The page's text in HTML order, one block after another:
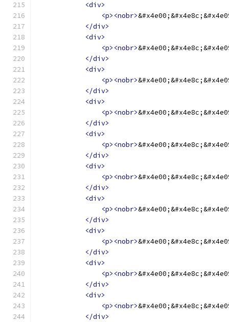
<div>
<p><nobr>
</div>
<div>
<p><nobr>
</div>
<div>
<p><nobr>
</div>
<div>
<p><nobr>
</div>
<div>
<p><nobr>
</div>
<div>
<p><nobr>
</div>
<div>
<p><nobr>
</div>
<div>
<p><nobr>
</div>
<div>
<p><nobr>
</div>
<div>
<p><nobr>
</div>